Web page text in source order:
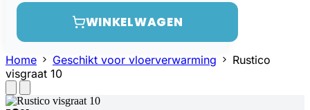
WINKELWAGEN
Home Geschikt voor vloerverwarming
Rustico
visgraat 10